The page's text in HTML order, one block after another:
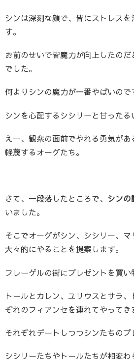
シンは深刻な顔で、皆にストレス
す。
お前のせいで皆魔力が向上したの
でした。
何よりシンの魔力が一番やばいので
シンを心配するシシリーと甘ったる
えー、観衆の面前でやれる勇気が
軽蔑するオーグたち。
さて、一段落したところで、 シンの
いました。
そこでオーグがシン、シシリー、
大々的にやることを提案します。
フレーゲルの街にプレゼントを買い
トールとカレン、ユリウスとサラ
ぞれのフィアンセを連れてやってき
それぞれデートしつつシンたちのプ
シシリーたちやトールたちが相変